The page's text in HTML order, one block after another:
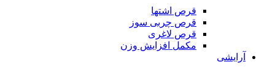
قرص اشتها
قرص چربی سوز
قرص لاغری
مکمل افزایش وزن
آرایشی